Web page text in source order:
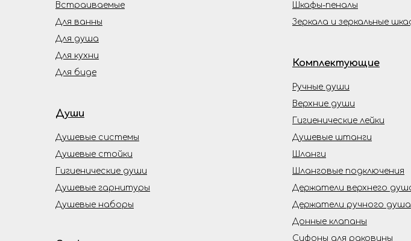
Души
Душевые гарнитуры
Душевые наборы
Душевые системы
Гигиенические души
Шкафы-пеналы
Зеркала и зеркальные
Встраиваемые
Для биде
Для кухни
Для ванны
Для душа
Комплектующие
Ручные души
Верхние души
Гигиенические лейки
Шланги
Душевые стойки
Шланговые подключения
Держатели верхнего
Держатели ручного душа
Донные клапаны
Сифоны для раковины
Душевые штанги